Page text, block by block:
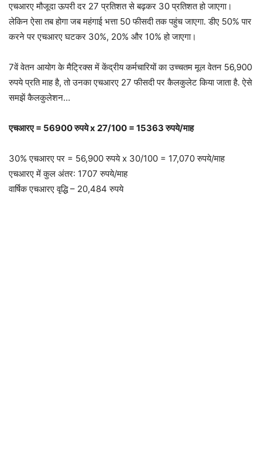
एचआरए मौजूदा ऊपरी दर 27 प्रतिशत से बढ़कर 30 प्रतिशत हो जाएगा।
लेकिन ऐसा तब होगा जब महंगाई भत्ता 50 फीसदी तक पहुंच जाएगा. डीए 50% पार
करने पर एचआरए घटकर 30%, 20% और 10% हो जाएगा।
7वें वेतन आयोग के मैट्रिक्स में केंद्रीय कर्मचारियों का उच्चतम मूल वेतन 56,900
रुपये प्रति माह है, तो उनका एचआरए 27 फीसदी पर कैलकुलेट किया जाता है. ऐसे
समझें कैलकुलेशन…
एचआरए = 56900 रुपये x 27/100 = 15363 रुपये/माह
30% एचआरए पर = 56,900 रुपये x 30/100 = 17,070 रुपये/माह
एचआरए में कुल अंतर: 1707 रुपये/माह
वार्षिक एचआरए वृद्धि – 20,484 रुपये